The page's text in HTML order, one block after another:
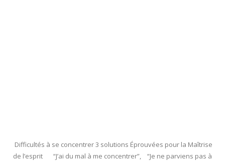
Difficultés à se concentrer 3 solutions Éprouvées pour la Maîtrise
de l’esprit “J’ai du mal à me concentrer”, “Je ne parviens pas à